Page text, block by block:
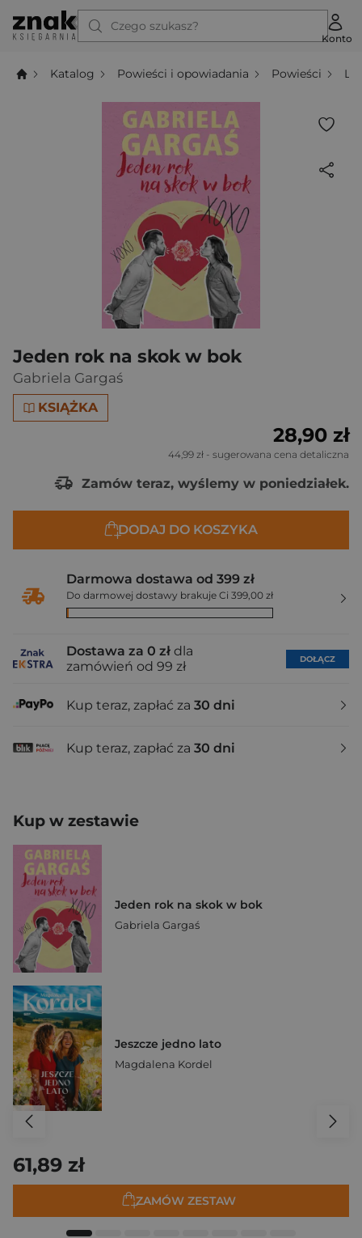
Czego szukasz?
Konto
Katalog Powieści i opowiadania Powieści
Jeden rok na skok w bok
Gabriela Gargaś
KSIĄŻKA
28,90 zł
44,99 zł - sugerowana cena detaliczna
Zamów teraz, wyślemy w poniedziałek.
DODAJ DO KOSZYKA
Darmowa dostawa od 399 zł
Do darmowej dostawy brakuje Ci 399,00 zł
Dostawa za 0 zł dla
zamówień od 99 zł
DOŁĄCZ
Kup teraz, zapłać za 30 dni
Kup teraz, zapłać za 30 dni
Kup w zestawie
Jeden rok na skok w bok
Gabriela Gargaś
Jeszcze jedno lato
Magdalena Kordel
61,89 zł
ZAMÓW ZESTAW